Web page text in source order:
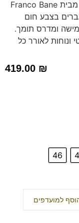
הכירו את מגפי הזמש לגברים M182271S מבית Franco Bane
בצבע חום
ומדרס תומך.
ונוחות לאורך כל
419.00 ₪
46
למועדפים